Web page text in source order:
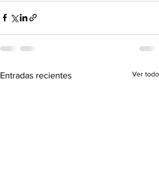
Entradas recientes Ver todo